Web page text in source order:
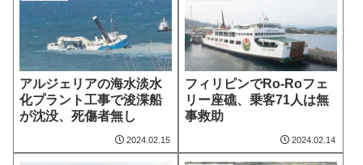
アルジェリアの海水淡水
化プラント工事で浚渫船
が沈没、死傷者無し
2024.02.15
フィリピンでRo-Roフェ
リー座礁、乗客71人は無
事救助
2024.02.14